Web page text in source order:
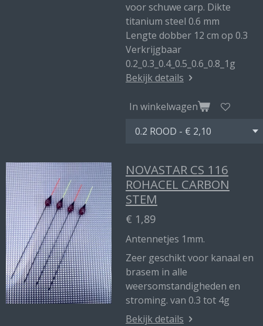
voor schuwe carp. Dikte
titanium steel 0.6 mm
Lengte dobber 12 cm op 0.3
Verkrijgbaar
0.2_0.3_0.4_0.5_0.6_0.8_1g
Bekijk details
In winkelwagen
NOVASTAR CS 116
ROHACEL CARBON
STEM
€ 1,89
Antennetjes 1mm.
Zeer geschikt voor kanaal en
brasem in alle
weersomstandigheden en
stroming. van 0.3 tot 4g
Bekijk details